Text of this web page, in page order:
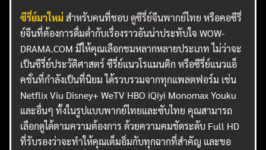
ซีรี่ย์มาใหม่ สำหรับคนที่ชอบดูซีรี่ย์จีนพากย์ไทย หรือคอซีรี่
ย์จีนที่ต้องการดื่มด่ำกับเรื่องราวอันน่าประทับใจ WOW-
DRAMA.COM มีให้คุณเลือกชมหลากหลายประเภท ไม่ว่าจะ
เป็นซีรี่ย์ประวัติศาสตร์ ซีรี่ย์แนวโรแมนติก หรือซีรี่ย์แนวแอ็
คชั่นที่กำลังเป็นที่นิยม ได้รวบรวมจากทุกแพลตฟอร์ม เช่น
Netflix Viu Disney+ WeTV HBO iQiyi Monomax Youku
และอื่นๆ ทั้งในรูปแบบพากย์ไทยและซับไทย คุณสามารถ
เลือกดูได้ตามความต้องการ ด้วยความคมชัดระดับ Full HD
ที่รับรองว่าจะทำให้คุณเต็มอิ่มกับทุกฉากที่สำคัญ และขอ